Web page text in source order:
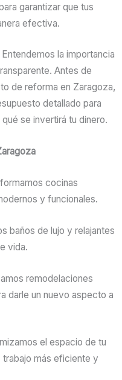
garantizar que tus
efectiva.
Entendemos la importancia
Antes de
de reforma en Zaragoza,
detallado para
se invertirá tu dinero.
cocinas
y funcionales.
baños de lujo y relajantes
vida.
remodelaciones
darle un nuevo aspecto a
el espacio de tu
trabajo más eficiente y